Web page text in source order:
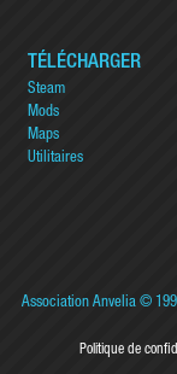
TÉLÉCHARGER
Steam
Mods
Maps
Utilitaires
Association Anvelia©
Politique de